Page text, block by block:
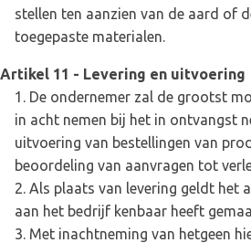
stellen ten aanzien van de aard of
toegepaste materialen.
Artikel 11 - Levering en uitvoering
De ondernemer zal de grootst
in acht nemen bij het in ontvangst
uitvoering van bestellingen van
beoordeling van aanvragen tot
Als plaats van levering geldt het
aan het bedrijf kenbaar heeft
Met inachtneming van hetgeen